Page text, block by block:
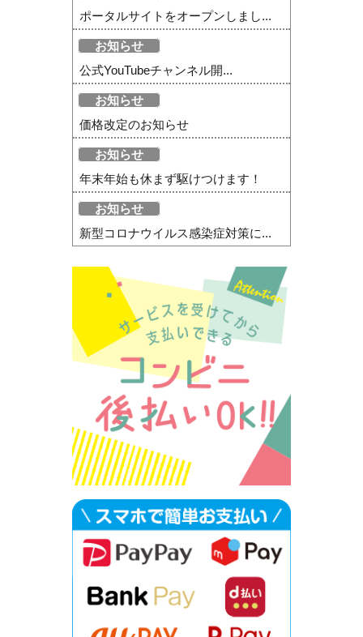
ポータルサイトをオープンしまし...
お知らせ
公式YouTubeチャンネル開...
お知らせ
価格改定のお知らせ
お知らせ
年末年始も休まず駆けつけます！
お知らせ
新型コロナウイルス感染症対策に...